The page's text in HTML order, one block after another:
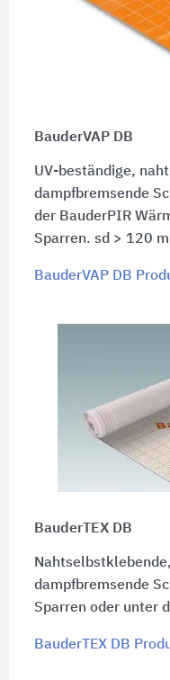
BauderVAP DB
UV-beständige,
dampfbremsende
der BauderPIR
Sparren. sd > 120 m
BauderVAP DB
BauderTEX DB
dampfbremsende
Sparren oder unter
BauderTEX DB